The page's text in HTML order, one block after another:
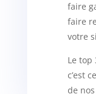
faire
faire
votre
Le top
c’est
de